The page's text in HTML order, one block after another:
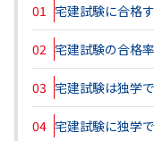
01 宅建試験に合格
02 宅建試験の合格
03 宅建試験は独学
04 宅建試験に独学